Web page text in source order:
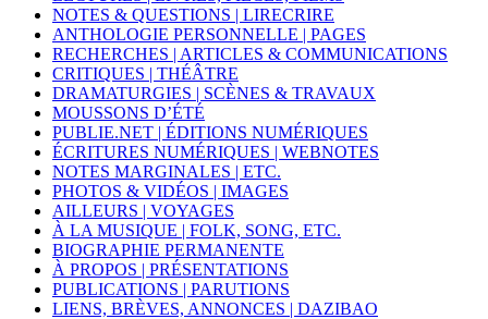
NOTES & QUESTIONS | LIRECRIRE
ANTHOLOGIE PERSONNELLE | PAGES
RECHERCHES | ARTICLES & COMMUNICATIONS
CRITIQUES | THÉÂTRE
DRAMATURGIES | SCÈNES & TRAVAUX
MOUSSONS D’ÉTÉ
PUBLIE.NET | ÉDITIONS NUMÉRIQUES
ÉCRITURES NUMÉRIQUES | WEBNOTES
NOTES MARGINALES | ETC.
PHOTOS & VIDÉOS | IMAGES
AILLEURS | VOYAGES
À LA MUSIQUE | FOLK, SONG, ETC.
BIOGRAPHIE PERMANENTE
À PROPOS | PRÉSENTATIONS
PUBLICATIONS | PARUTIONS
LIENS, BRÈVES, ANNONCES | DAZIBAO